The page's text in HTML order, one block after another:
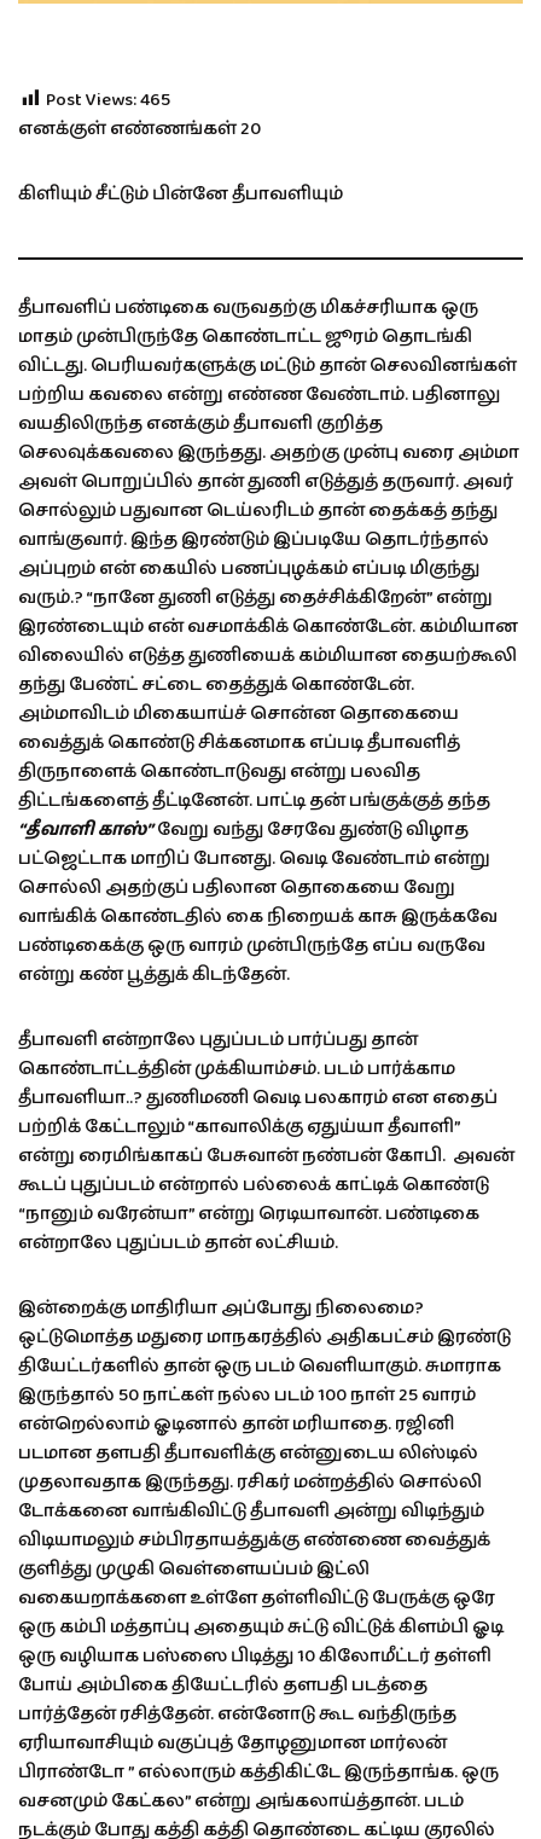
Post Views:465
எனக்குள் எண்ணங்கள் 20
கிளியும் சீட்டும் பின்னே தீபாவளியும்
தீபாவளிப் பண்டிகை வருவதற்கு மிகச்சரியாக ஒரு
மாதம் முன்பிருந்தே கொண்டாட்ட ஜூரம் தொடங்கி
விட்டது. பெரியவர்களுக்கு மட்டும் தான் செலவினங்கள்
பற்றிய கவலை என்று எண்ண வேண்டாம். பதினாலு
வயதிலிருந்த எனக்கும் தீபாவளி குறித்த
செலவுக்கவலை இருந்தது. அதற்கு முன்பு வரை அம்மா
அவள் பொறுப்பில் தான் துணி எடுத்துத் தருவார். அவர்
சொல்லும் பதுவான டெய்லரிடம் தான் தைக்கத் தந்து
வாங்குவார். இந்த இரண்டும் இப்படியே தொடர்ந்தால்
அப்புறம் என் கையில் பணப்புழக்கம் எப்படி மிகுந்து
வரும்.? “நானே துணி எடுத்து தைச்சிக்கிறேன்” என்று
இரண்டையும் என் வசமாக்கிக் கொண்டேன். கம்மியான
விலையில் எடுத்த துணியைக் கம்மியான தையற்கூலி
தந்து பேண்ட் சட்டை தைத்துக் கொண்டேன்.
அம்மாவிடம் மிகையாய்ச் சொன்ன தொகையை
வைத்துக் கொண்டு சிக்கனமாக எப்படி தீபாவளித்
திருநாளைக் கொண்டாடுவது என்று பலவித
திட்டங்களைத் தீட்டினேன். பாட்டி தன் பங்குக்குத் தந்த
“தீவாளி காஸ்”வேறு வந்து சேரவே துண்டு விழாத
பட்ஜெட்டாக மாறிப் போனது. வெடி வேண்டாம் என்று
சொல்லி அதற்குப் பதிலான தொகையை வேறு
வாங்கிக் கொண்டதில் கை நிறையக் காசு இருக்கவே
பண்டிகைக்கு ஒரு வாரம் முன்பிருந்தே எப்ப வருவே
என்று கண் பூத்துக் கிடந்தேன்.
தீபாவளி என்றாலே புதுப்படம் பார்ப்பது தான்
கொண்டாட்டத்தின் முக்கியாம்சம். படம் பார்க்காம
தீபாவளியா..? துணிமணி வெடி பலகாரம் என எதைப்
பற்றிக் கேட்டாலும் “காவாலிக்கு ஏதுய்யா தீவாளி”
என்று ரைமிங்காகப் பேசுவான் நண்பன் கோபி. அவன்
கூடப் புதுப்படம் என்றால் பல்லைக் காட்டிக் கொண்டு
“நானும் வரேன்யா” என்று ரெடியாவான். பண்டிகை
என்றாலே புதுப்படம் தான் லட்சியம்.
இன்றைக்கு மாதிரியா அப்போது நிலைமை?
ஒட்டுமொத்த மதுரை மாநகரத்தில் அதிகபட்சம் இரண்டு
தியேட்டர்களில் தான் ஒரு படம் வெளியாகும். சுமாராக
இருந்தால் 50 நாட்கள் நல்ல படம் 100 நாள் 25 வாரம்
என்றெல்லாம் ஓடினால் தான் மரியாதை. ரஜினி
படமான தளபதி தீபாவளிக்கு என்னுடைய லிஸ்டில்
முதலாவதாக இருந்தது. ரசிகர் மன்றத்தில் சொல்லி
டோக்கனை வாங்கிவிட்டு தீபாவளி அன்று விடிந்தும்
விடியாமலும் சம்பிரதாயத்துக்கு எண்ணை வைத்துக்
குளித்து முழுகி வெள்ளையப்பம் இட்லி
வகையறாக்களை உள்ளே தள்ளிவிட்டு பேருக்கு ஒரே
ஒரு கம்பி மத்தாப்பு அதையும் சுட்டு விட்டுக் கிளம்பி ஓடி
ஒரு வழியாக பஸ்ஸை பிடித்து 10 கிலோமீட்டர் தள்ளி
போய் அம்பிகை தியேட்டரில் தளபதி படத்தை
பார்த்தேன் ரசித்தேன். என்னோடு கூட வந்திருந்த
ஏரியாவாசியும் வகுப்புத் தோழனுமான மார்லன்
பிராண்டோ ” எல்லாரும் கத்திகிட்டே இருந்தாங்க. ஒரு
வசனமும் கேட்கல” என்று அங்கலாய்த்தான். படம்
நடக்கும் போது கத்தி கத்தி தொண்டை கட்டிய குரலில்